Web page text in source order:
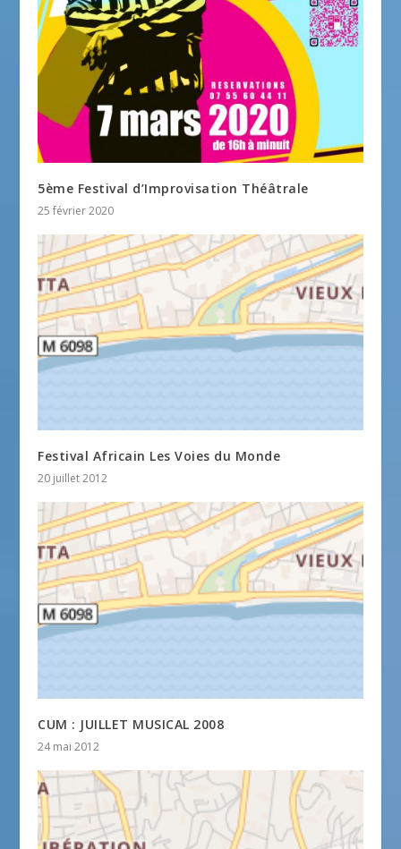
5ème Festival d’Improvisation Théâtrale
25 février 2020
Festival Africain Les Voies du Monde
20 juillet 2012
CUM : JUILLET MUSICAL 2008
24 mai 2012